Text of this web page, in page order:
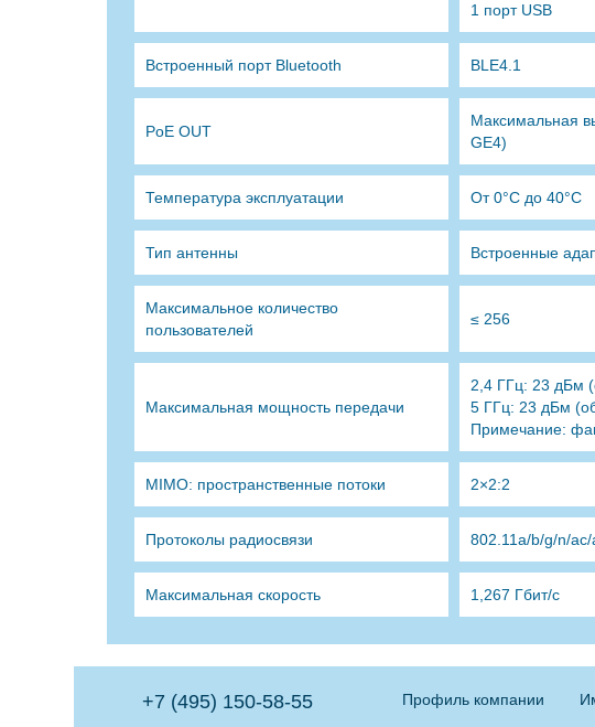
1 порт USB
Встроенный порт Bluetooth BLE4.1
PoE OUT
Максимальная
GE4)
Температура эксплуатации От 0°C до 40°C
Тип антенны Встроенные
Максимальное количество
пользователей
≤ 256
Максимальная мощность передачи
2,4 ГГц: 23 дБм
5 ГГц: 23 дБм
Примечание:
MIMO: пространственные потоки 2×2:2
Протоколы радиосвязи 802.11a/b/g/n/
Максимальная скорость 1,267 Гбит/с
+7 (495) 150-58-55 Профиль компании